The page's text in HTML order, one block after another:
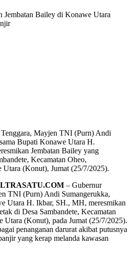
Jembatan Bailey di Konawe Utara
Mayjen TNI (Purn) Andi
Bupati Konawe Utara H.
Jembatan Bailey yang
Kecamatan Oheo,
Utara (Konut), Jumat (25/7/2025).
– Gubernur
TNI (Purn) Andi Sumangerukka,
Utara H. Ikbar, SH., MH, meresmikan
di Desa Sambandete, Kecamatan
Utara (Konut), pada Jumat (25/7/2025).
penanganan darurat akibat putusnya
yang kerap melanda kawasan